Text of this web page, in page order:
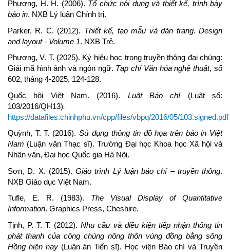
Phượng, H. H. (2006). Tổ chức nội dung và thiết kế, trình bày
báo in. NXB Lý luận Chính trị.
Parker, R. C. (2012). Thiết kế, tạo mẫu và dàn trang. Design
and layout - Volume 1. NXB Trẻ.
Phương, V. T. (2025). Ký hiệu học trong truyền thông đại chúng:
Giải mã hình ảnh và ngôn ngữ. Tạp chí Văn hóa nghệ thuật, số
602, tháng 4-2025, 124-128.
Quốc hội Việt Nam. (2016). Luật Báo chí (Luật số:
103/2016/QH13).
https://datafiles.chinhphu.vn/cpp/files/vbpq/2016/05/103.signed.pdf
Quỳnh, T. T. (2016). Sử dụng thông tin đồ họa trên báo in Việt
Nam (Luận văn Thạc sĩ). Trường Đại học Khoa học Xã hội và
Nhân văn, Đại học Quốc gia Hà Nội.
Sơn, D. X. (2015). Giáo trình Lý luận báo chí – truyền thông.
NXB Giáo dục Việt Nam.
Tufle, E. R. (1983). The Visual Display of Quantitative
Information. Graphics Press, Cheshire.
Tịnh, P. T. T. (2012).Nhu cầu và điều kiện tiếp nhận thông tin
phát thanh của công chúng nông thôn vùng đồng bằng sông
Hồng hiện nay(Luận án Tiến sĩ). Học viện Báo chí và Truyền